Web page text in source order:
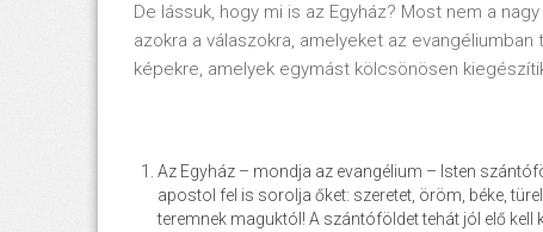
De lássuk, hogy mi is az Egyház? Most nem a
azokra a válaszokra, amelyeket az
képekre, amelyek egymást kölcsönösen
Az Egyház – mondja az evangélium – Isten
apostol fel is sorolja őket: szeretet, öröm, béke,
teremnek maguktól! A szántóföldet tehát jól elő kell